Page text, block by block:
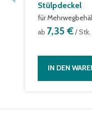
Stülpdeckel
für
ab 7,35 €/ Stk.
IN DEN